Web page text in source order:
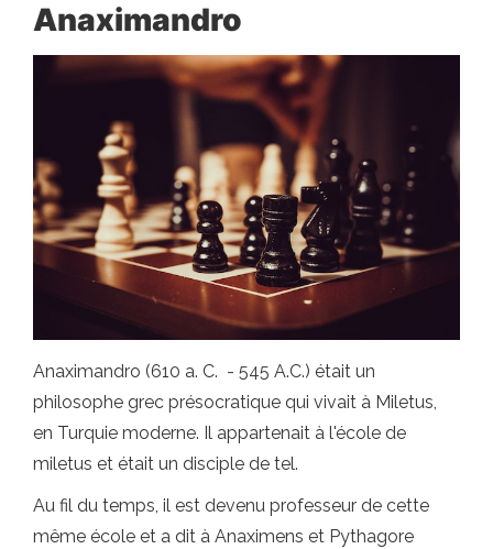
Anaximandro
Anaximandro (610 a. C. - 545 A.C.) était un
philosophe grec présocratique qui vivait à Miletus,
en Turquie moderne. Il appartenait à l'école de
miletus et était un disciple de tel.
Au fil du temps, il est devenu professeur de cette
même école et a dit à Anaximens et Pythagore